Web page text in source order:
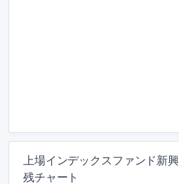
上場インデックスファンド新
残チャート